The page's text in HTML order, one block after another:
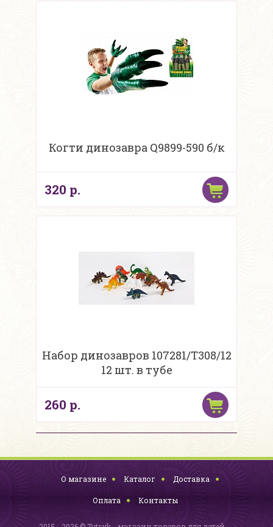
Когти динозавра Q9899-590 б/к
320 р.
Набор динозавров 107281/Т308/12
12 шт. в тубе
260 р.
О магазине Каталог Доставка
Оплата Контакты